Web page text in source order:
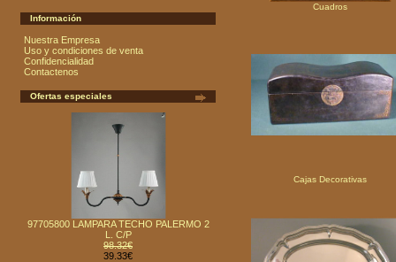
Información
Nuestra Empresa
Uso y condiciones de venta
Confidencialidad
Contactenos
Ofertas especiales
97705800 LAMPARA TECHO PALERMO 2
L. C/P
98.32€
39.33€
Cuadros
Cajas Decorativas